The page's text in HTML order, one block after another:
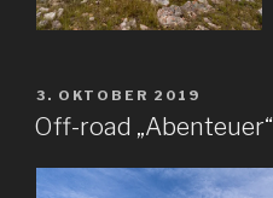
VERÖFFENTLICHT
AM
3. OKTOBER 2019
Off-road „Abenteuer“